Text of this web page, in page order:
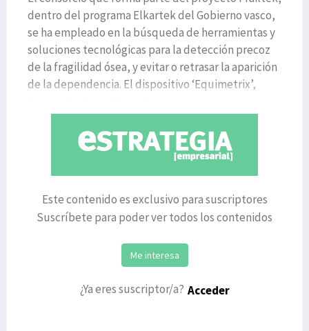
dentro del programa Elkartek del Gobierno vasco,
se ha empleado en la búsqueda de herramientas y
soluciones tecnológicas para la detección precoz
de la fragilidad ósea, y evitar o retrasar la aparición
de la dependencia. El dispositivo ‘Equimetrix’,
Este contenido es exclusivo para suscriptores
Suscríbete para poder ver todos los contenidos
Me interesa
¿Ya eres suscriptor/a? Acceder